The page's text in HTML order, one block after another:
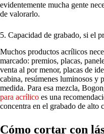
evidentemente mucha gente
de valorarlo.
5. Capacidad de grabado, si el
Muchos productos acrílicos
marcado: premios, placas,
venta al por menor, placas de
cabina, resúmenes luminosos y
medida. Para esa mezcla,
para acrílico es una
concentra en el grabado de alto
Cómo cortar con